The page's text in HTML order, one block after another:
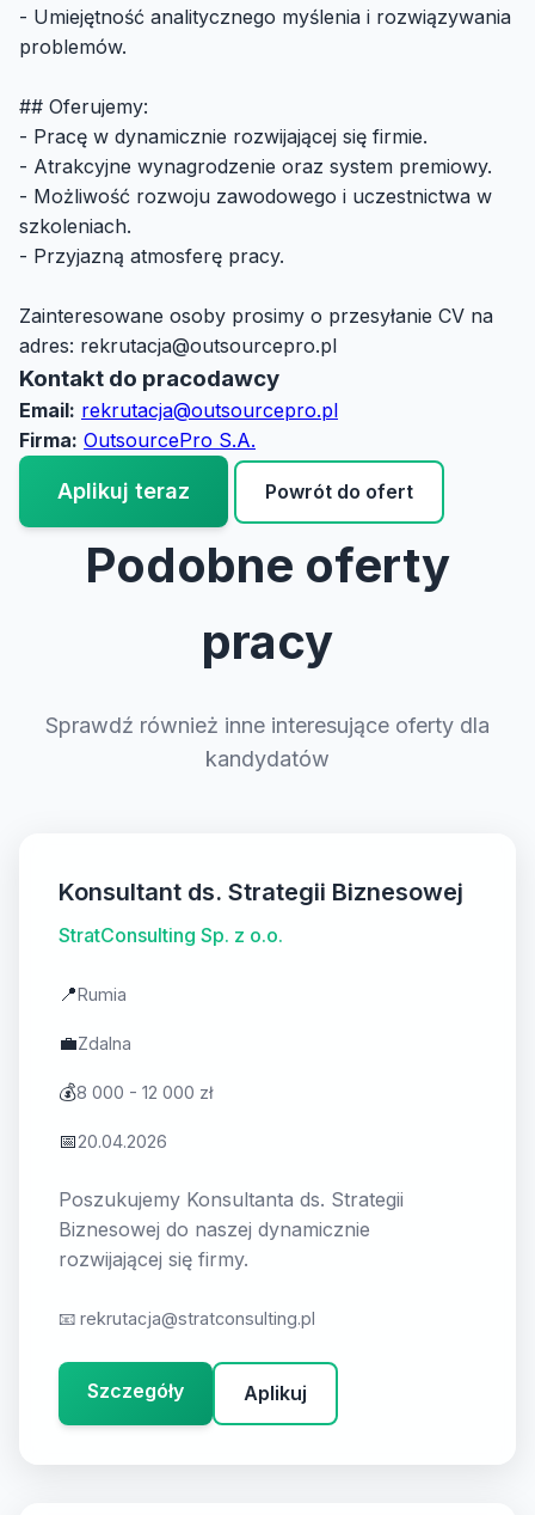
- Umiejętność analitycznego myślenia i rozwiązywania
problemów.
## Oferujemy:
- Pracę w dynamicznie rozwijającej się firmie.
- Atrakcyjne wynagrodzenie oraz system premiowy.
- Możliwość rozwoju zawodowego i uczestnictwa w
szkoleniach.
- Przyjazną atmosferę pracy.
Zainteresowane osoby prosimy o przesyłanie CV na
adres: rekrutacja@outsourcepro.pl
Kontakt do pracodawcy
Email: rekrutacja@outsourcepro.pl
Firma: OutsourcePro S.A.
Aplikuj teraz Powrót do ofert
Podobne oferty
pracy
Sprawdź również inne interesujące oferty dla
kandydatów
Konsultant ds. Strategii Biznesowej
StratConsulting Sp. z o.o.
📍Rumia
💼Zdalna
💰8 000 - 12 000 zł
📅20.04.2026
Poszukujemy Konsultanta ds. Strategii
Biznesowej do naszej dynamicznie
rozwijającej się firmy.
📧 rekrutacja@stratconsulting.pl
Szczegóły Aplikuj